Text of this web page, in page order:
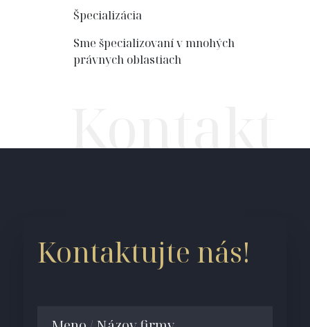
Špecializácia
Sme špecializovaní v mnohých
právnych oblastiach
Kontaktujte nás!